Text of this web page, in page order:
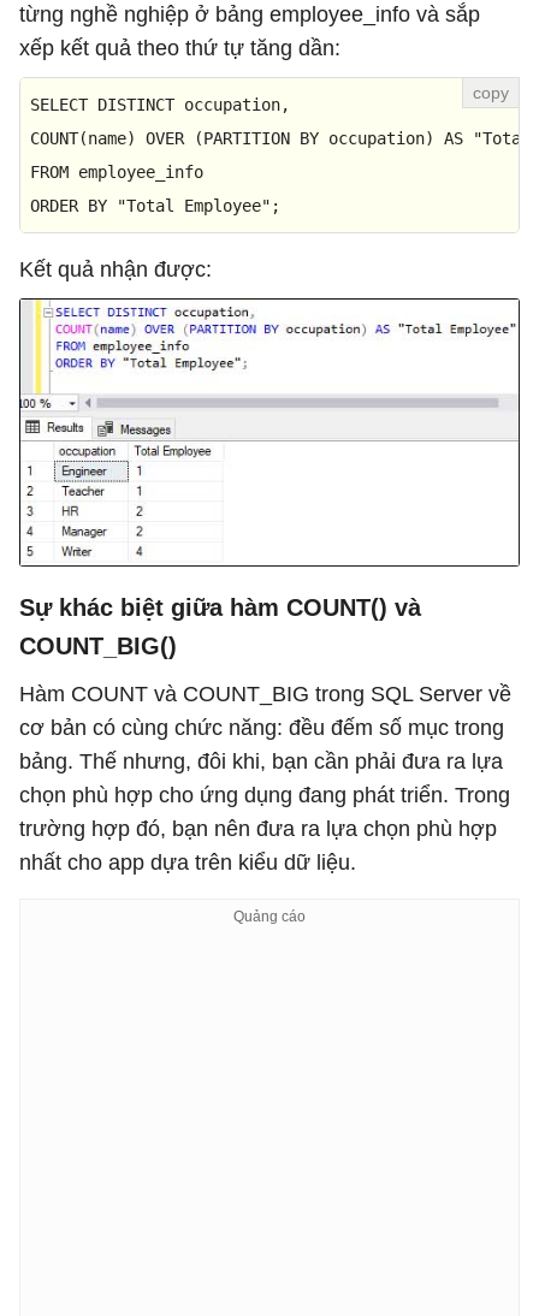
từng nghề nghiệp ở bảng employee_info và sắp
xếp kết quả theo thứ tự tăng dần:
SELECT DISTINCT
COUNT(name) OVER (PARTITION BY occupation) AS
FROM
ORDER BY "Total Employee";
Kết quả nhận được:
Sự khác biệt giữa hàm COUNT() và
COUNT_BIG()
Hàm COUNT và COUNT_BIG trong SQL Server về
cơ bản có cùng chức năng: đều đếm số mục trong
bảng. Thế nhưng, đôi khi, bạn cần phải đưa ra lựa
chọn phù hợp cho ứng dụng đang phát triển. Trong
trường hợp đó, bạn nên đưa ra lựa chọn phù hợp
nhất cho app dựa trên kiểu dữ liệu.